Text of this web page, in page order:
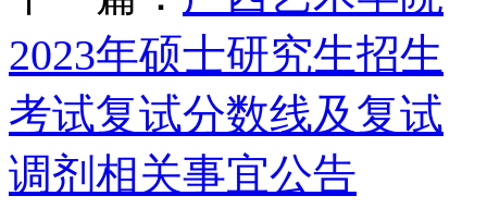
2023年硕士研究生招生
考试复试分数线及复试
调剂相关事宜公告